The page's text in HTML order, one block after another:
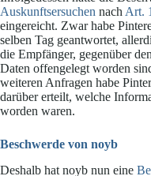
Auskunftsersuchen nach Art.
eingereicht. Zwar habe
selben Tag geantwortet,
die Empfänger, gegenüber
Daten offengelegt worden
weiteren Anfragen habe
darüber erteilt, welche
worden waren.
Beschwerde von noyb
Deshalb hat noyb nun eine